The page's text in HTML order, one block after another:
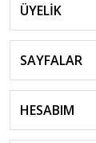
ÜYELİK
SAYFALAR
HESABIM